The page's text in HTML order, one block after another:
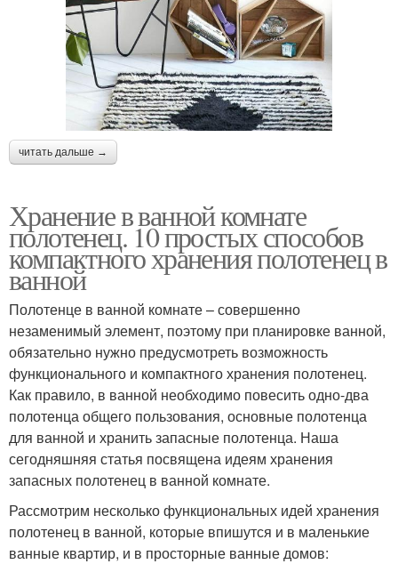
читать дальше →
Хранение в ванной комнате
полотенец. 10 простых способов
компактного хранения полотенец в
ванной
Полотенце в ванной комнате – совершенно
незаменимый элемент, поэтому при планировке ванной,
обязательно нужно предусмотреть возможность
функционального и компактного хранения полотенец.
Как правило, в ванной необходимо повесить одно-два
полотенца общего пользования, основные полотенца
для ванной и хранить запасные полотенца. Наша
сегодняшняя статья посвящена идеям хранения
запасных полотенец в ванной комнате.
Рассмотрим несколько функциональных идей хранения
полотенец в ванной, которые впишутся и в маленькие
ванные квартир, и в просторные ванные домов: